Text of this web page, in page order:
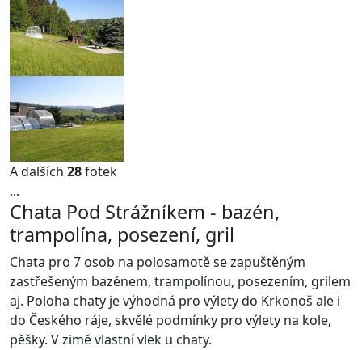
A dalších 28fotek
...
Chata Pod Strážníkem - bazén,
trampolína, posezení, gril
Chata pro 7 osob na polosamotě se zapuštěným
zastřešeným bazénem, trampolínou, posezením, grilem
aj. Poloha chaty je výhodná pro výlety do Krkonoš ale i
do Českého ráje, skvělé podmínky pro výlety na kole,
pěšky. V zimě vlastní vlek u chaty.